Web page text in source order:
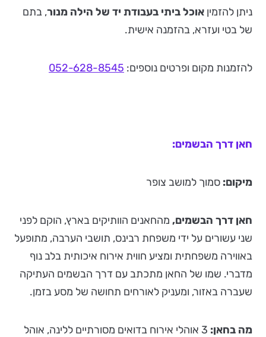
ניתן להזמין אוכל ביתי בעבודת יד של הילה מנור, בתם
של בטי ועזרא, בהזמנה אישית.
להזמנות מקום ופרטים נוספים: 052-628-8545
חאן דרך הבשמים:
מיקום: סמוך למושב צופר
חאן דרך הבשמים, מהחאנים הוותיקים בארץ, הוקם לפני
שני עשורים על ידי משפחת רבינס, תושבי הערבה, מתופעל
באווירה משפחתית ומציע חווית אירוח איכותית בלב נוף
מדברי. שמו של החאן מתכתב עם דרך הבשמים העתיקה
שעברה באזור, ומעניק לאורחים תחושה של מסע בזמן.
מה בחאן: 3 אוהלי אירוח בדואים מסורתיים ללינה, אוהל